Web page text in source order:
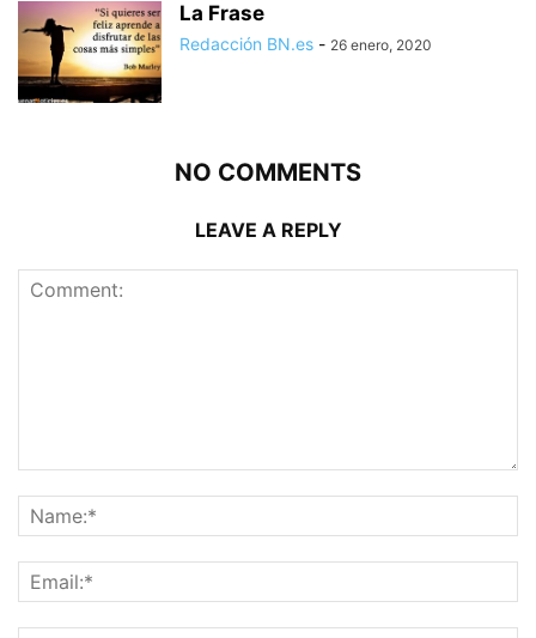
La Frase
Redacción BN.es - 26 enero, 2020
NO COMMENTS
LEAVE A REPLY